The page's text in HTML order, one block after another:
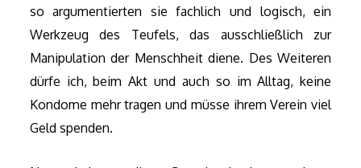
so argumentierten sie fachlich und logisch, ein
Werkzeug des Teufels, das ausschließlich zur
Manipulation der Menschheit diene. Des Weiteren
dürfe ich, beim Akt und auch so im Alltag, keine
Kondome mehr tragen und müsse ihrem Verein viel
Geld spenden.